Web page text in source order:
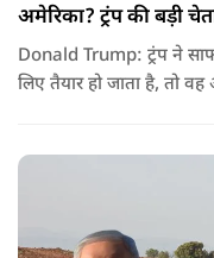
अमेरिका? ट्रंप की बड़ी
Donald Trump: ट्रंप ने साफ कहा कि अगर ईरान इस बार समझौते के
लिए तैयार हो जाता है, तो